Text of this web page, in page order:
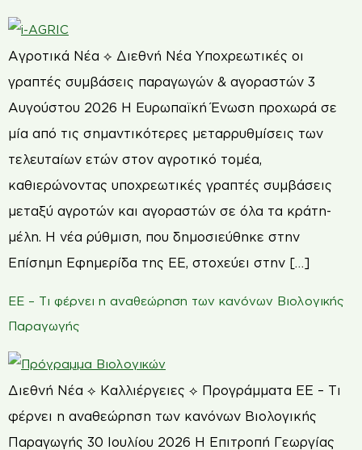
Αγροτικά Νέα ⟡ Διεθνή Νέα Υποχρεωτικές οι
γραπτές συμβάσεις παραγωγών & αγοραστών 3
Αυγούστου 2026 Η Ευρωπαϊκή Ένωση προχωρά σε
μία από τις σημαντικότερες μεταρρυθμίσεις των
τελευταίων ετών στον αγροτικό τομέα,
καθιερώνοντας υποχρεωτικές γραπτές συμβάσεις
μεταξύ αγροτών και αγοραστών σε όλα τα κράτη-
μέλη. Η νέα ρύθμιση, που δημοσιεύθηκε στην
Επίσημη Εφημερίδα της ΕΕ, στοχεύει στην […]
ΕΕ – Τι φέρνει η αναθεώρηση των κανόνων Βιολογικής
Παραγωγής
Διεθνή Νέα ⟡ Καλλιέργειες ⟡ Προγράμματα ΕΕ – Τι
φέρνει η αναθεώρηση των κανόνων Βιολογικής
Παραγωγής 30 Ιουλίου 2026 Η Επιτροπή Γεωργίας